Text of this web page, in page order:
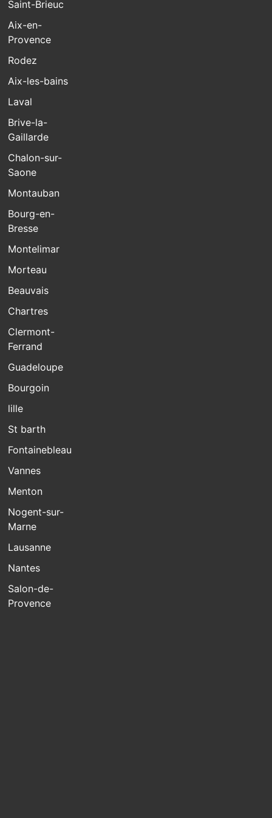
Saint-Brieuc
Aix-en-
Provence
Rodez
Aix-les-bains
Laval
Brive-la-
Gaillarde
Chalon-sur-
Saone
Montauban
Bourg-en-
Bresse
Montelimar
Morteau
Beauvais
Chartres
Clermont-
Ferrand
Guadeloupe
Bourgoin
lille
St barth
Fontainebleau
Vannes
Menton
Nogent-sur-
Marne
Lausanne
Nantes
Salon-de-
Provence